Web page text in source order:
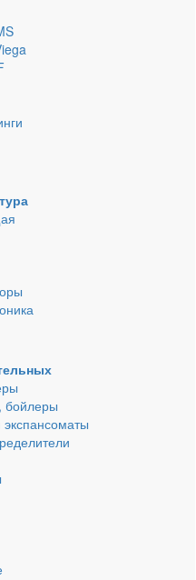
бойлеры